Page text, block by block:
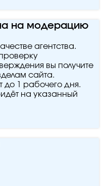
на модерацию
агентства.
вы получите
сайта.
1 рабочего дня.
на указанный